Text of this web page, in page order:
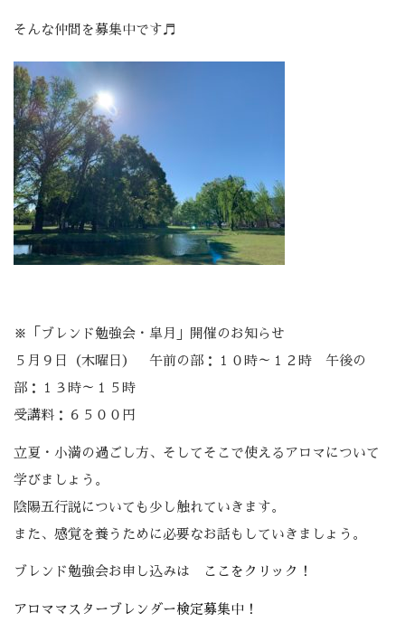
そんな仲間を募集中です♬
※「ブレンド勉強会・皐月」開催のお知らせ
５月９日（木曜日） 午前の部：１０時～１２時 午後の
部：１３時～１５時
受講料：６５００円
立夏・小満の過ごし方、そしてそこで使えるアロマについて
学びましょう。
陰陽五行説についても少し触れていきます。
また、感覚を養うために必要なお話もしていきましょう。
ブレンド勉強会お申し込みは ここをクリック！
アロママスターブレンダー検定募集中！